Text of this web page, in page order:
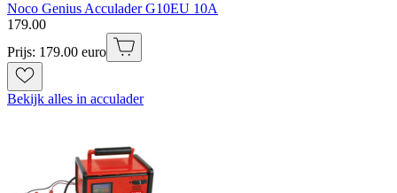
Noco Genius Acculader G10EU 10A
179.00
Prijs: 179.00 euro
Bekijk alles in acculader